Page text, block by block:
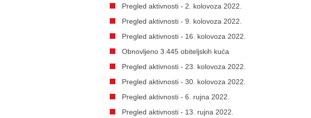
Pregled aktivnosti - 2. kolovoza 2022.
Pregled aktivnosti - 9. kolovoza 2022.
Pregled aktivnosti - 16. kolovoza 2022.
Obnovljeno 3.445 obiteljskih kuća
Pregled aktivnosti - 23. kolovoza 2022.
Pregled aktivnosti - 30. kolovoza 2022.
Pregled aktivnosti - 6. rujna 2022.
Pregled aktivnosti - 13. rujna 2022.